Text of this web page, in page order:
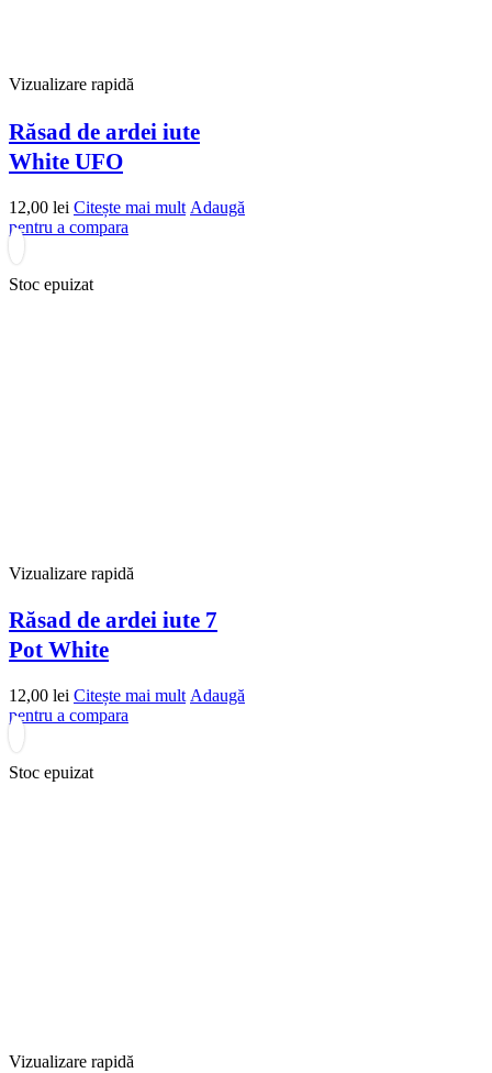
Vizualizare rapidă
Răsad de ardei iute
White UFO
12,00 lei Citește mai mult Adaugă
pentru a compara
Stoc epuizat
Vizualizare rapidă
Răsad de ardei iute 7
Pot White
12,00 lei Citește mai mult Adaugă
pentru a compara
Stoc epuizat
Vizualizare rapidă